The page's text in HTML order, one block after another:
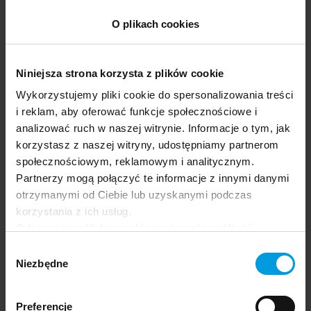
O plikach cookies
Niniejsza strona korzysta z plików cookie
Wykorzystujemy pliki cookie do spersonalizowania treści
i reklam, aby oferować funkcje społecznościowe i
analizować ruch w naszej witrynie. Informacje o tym, jak
korzystasz z naszej witryny, udostępniamy partnerom
społecznościowym, reklamowym i analitycznym.
Partnerzy mogą połączyć te informacje z innymi danymi
otrzymanymi od Ciebie lub uzyskanymi podczas
korzystania z ich usług.
oferowanych na naszej stronie, w tym m.in. z
zgody
Niezbędne
Preferencje
ambasadorka
Rafał Kołodziej
CEO Greenhat Innovation, cofounder FutureS
Specjalizuje się w projektowaniu strategii,
podstawie metodologii Service Design,